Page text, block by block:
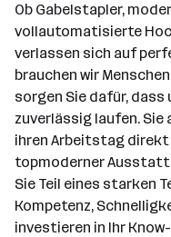
Ob Gabelstapler,
vollautomatisierte
verlassen sich auf
brauchen wir
sorgen Sie dafür,
zuverlässig laufen.
ihren Arbeitstag direkt
topmoderner
Sie Teil eines starken
Kompetenz,
investieren in Ihr